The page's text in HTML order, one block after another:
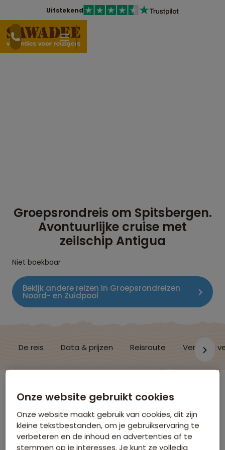
Uitstekend
Groepsrondreis om Spitsbergen.
Avontuurlijke cruise met
zeilschip Antigua
Niet boekbaar
Bekijk andere reizen in Groepsrondreizen
Noord- en Zuidpool
De reis Data & prijzen Reisroute Verblijf &
Vluchtinformatie
Onze website gebruikt cookies
Onze website maakt gebruik van cookies, dit zijn
kleine tekstbestanden, om je gebruikservaring te
verbeteren en de inhoud en advertenties af te
stemmen op je interesses. Je kunt ze volledig